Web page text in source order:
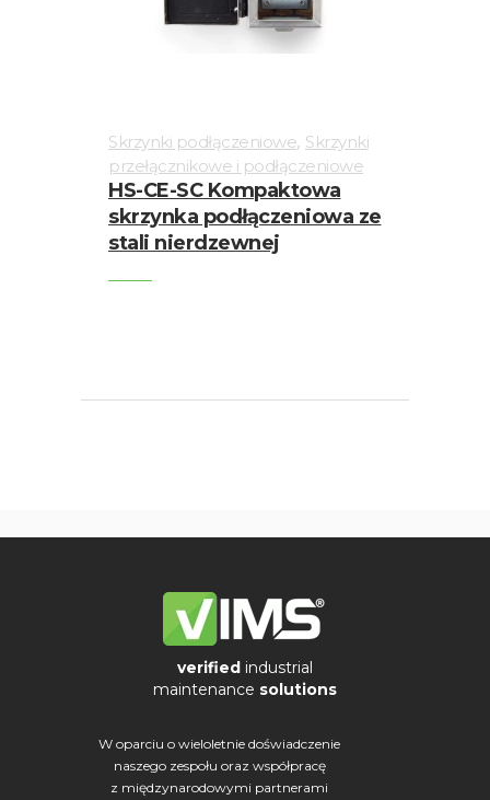
Skrzynki podłączeniowe, Skrzynki
przełącznikowe i podłączeniowe
HS-CE-SC Kompaktowa
skrzynka podłączeniowa ze
stali nierdzewnej
verified industrial
maintenance solutions
W oparciu o wieloletnie doświadczenie
naszego zespołu oraz współpracę
z międzynarodowymi partnerami